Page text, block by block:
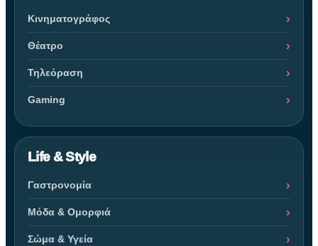
Κινηματογράφος
Θέατρο
Τηλεόραση
Gaming
Life & Style
Γαστρονομία
Μόδα & Ομορφιά
Σώμα & Υγεία